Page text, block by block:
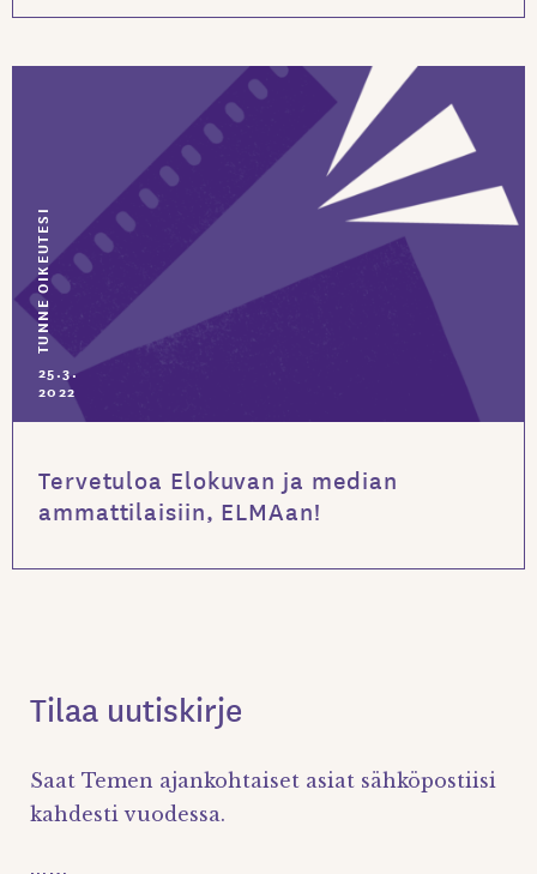
TUNNE OIKEUTESI
25.3.
2022
Tervetuloa Elokuvan ja median
ammattilaisiin, ELMAan!
Tilaa uutiskirje
Saat Temen ajankohtaiset asiat sähköpostiisi
kahdesti vuodessa.